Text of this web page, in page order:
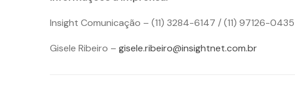
Insight Comunicação – (11) 3284-6147 / (11) 97126-0435
Gisele Ribeiro – gisele.ribeiro@insightnet.com.br